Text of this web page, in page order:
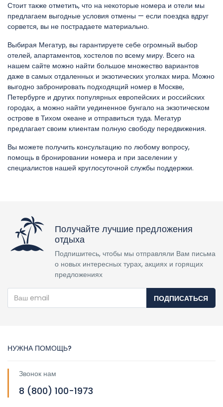
Стоит также отметить, что на некоторые номера и отели мы
предлагаем выгодные условия отмены — если поездка вдруг
сорвется, вы не пострадаете материально.
Выбирая Мегатур, вы гарантируете себе огромный выбор
отелей, апартаментов, хостелов по всему миру. Всего на
нашем сайте можно найти большое множество вариантов
даже в самых отдаленных и экзотических уголках мира. Можно
выгодно забронировать подходящий номер в Москве,
Петербурге и других популярных европейских и российских
городах, а можно найти уединенное бунгало на экзотическом
острове в Тихом океане и отправиться туда. Мегатур
предлагает своим клиентам полную свободу передвижения.
Вы можете получить консультацию по любому вопросу,
помощь в бронировании номера и при заселении у
специалистов нашей круглосуточной службы поддержки.
Получайте лучшие предложения
отдыха
Подпишитесь, чтобы мы отправляли Вам письма
о новых интересных турах, акциях и горящих
предложениях
ПОДПИСАТЬСЯ
НУЖНА ПОМОЩЬ?
Звонок нам
8 (800) 100-1973